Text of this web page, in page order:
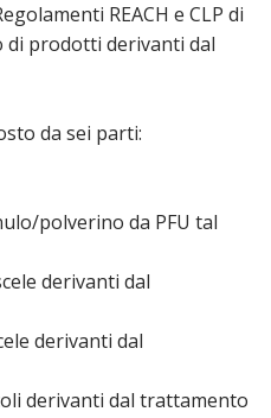
REACH e CLP di
di prodotti derivanti dal
da sei parti:
polverino da PFU tal
derivanti dal
derivanti dal
derivanti dal trattamento